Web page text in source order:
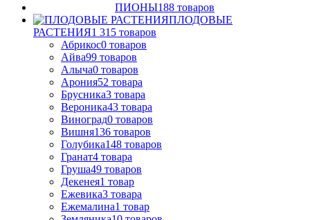
ПИОНЫ188 товаров
ПЛОДОВЫЕ
РАСТЕНИЯ1 315 товаров
Абрикос0 товаров
Айва99 товаров
Алыча0 товаров
Арония52 товара
Брусника3 товара
Вероника43 товара
Виноград0 товаров
Вишня136 товаров
Голубика148 товаров
Гранат4 товара
Груша49 товаров
Декенея1 товар
Ежевика3 товара
Ежемалина1 товар